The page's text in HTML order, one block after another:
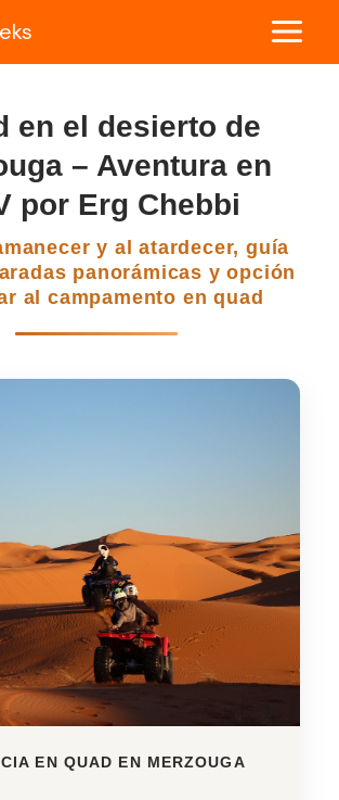
Main
en el desierto de
– Aventura en
por Erg Chebbi
y al atardecer, guía
panorámicas y opción
al campamento en quad
EN QUAD EN MERZOUGA